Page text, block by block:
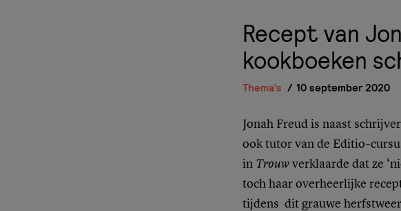
Recept van
kookboeken
Thema's 10 september 2020
Jonah Freud is naast
ook tutor van de Editio-
in Trouw verklaarde dat ze
toch haar overheerlijke
tijdens dit grauwe